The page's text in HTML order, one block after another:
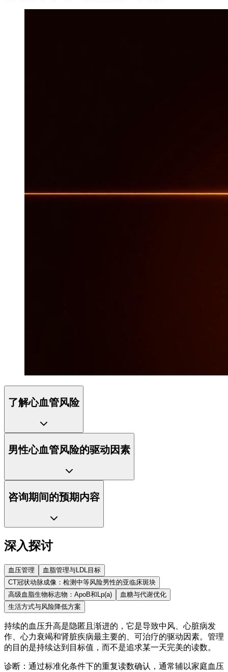
了解心血管风险
男性心血管风险的驱动因素
咨询期间的预期内容
深入探讨
血压管理
血脂管理与LDL目标
CT冠状动脉成像：检测中等风险男性的亚临床斑块
高级血脂生物标志物：ApoB和Lp(a)
血糖与代谢优化
生活方式与风险降低方案
持续的血压升高是隐匿且渐进的，它是导致中风、心脏病发
作、心力衰竭和肾脏疾病最主要的、可治疗的驱动因素。管理
的目的是持续达到目标值，而不是追求某一天完美的读数。
诊断：通过标准化条件下的重复读数确认，通常辅以家庭血压